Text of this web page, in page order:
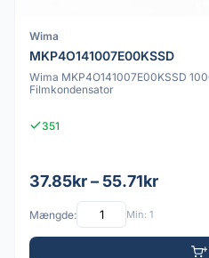
Wima
MKP4O141007E00KSSD
Wima MKP4O141007E00KSSD
Filmkondensator
351
37.85kr – 55.71kr
Mængde: Min: 1